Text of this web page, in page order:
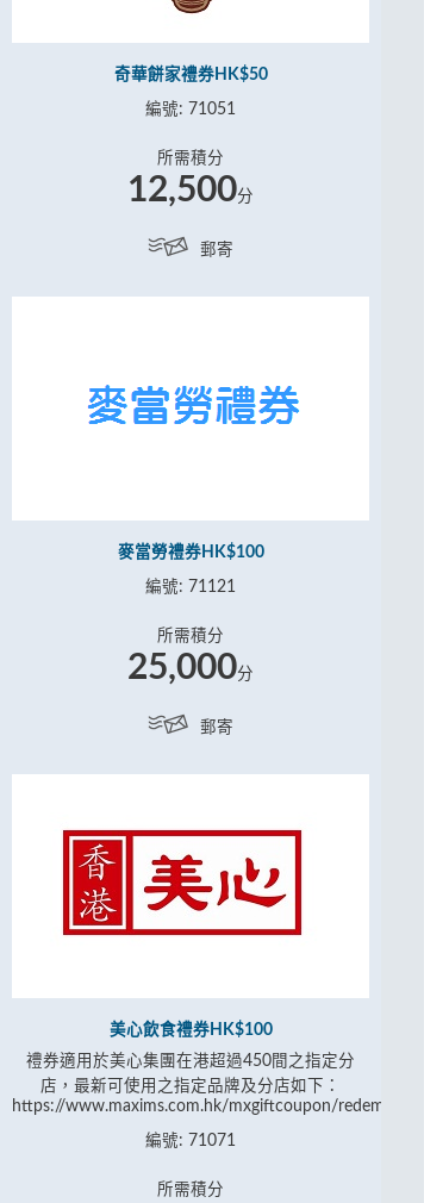
奇華餅家禮券HK$50
編號: 71051
所需積分
12,500分
郵寄
麥當勞禮券HK$100
編號: 71121
所需積分
25,000分
郵寄
美心飲食禮券HK$100
禮券適用於美心集團在港超過450間之指定分
店，最新可使用之指定品牌及分店如下：
https://www.maxims.com.hk/mxgiftcoupon/redemption
編號: 71071
所需積分